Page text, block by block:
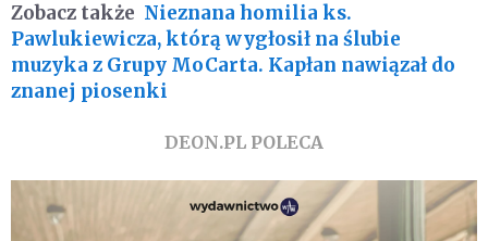
Zobacz także Nieznana homilia ks.
Pawlukiewicza, którą wygłosił na ślubie
muzyka z Grupy MoCarta. Kapłan nawiązał do
znanej piosenki
DEON.PL POLECA